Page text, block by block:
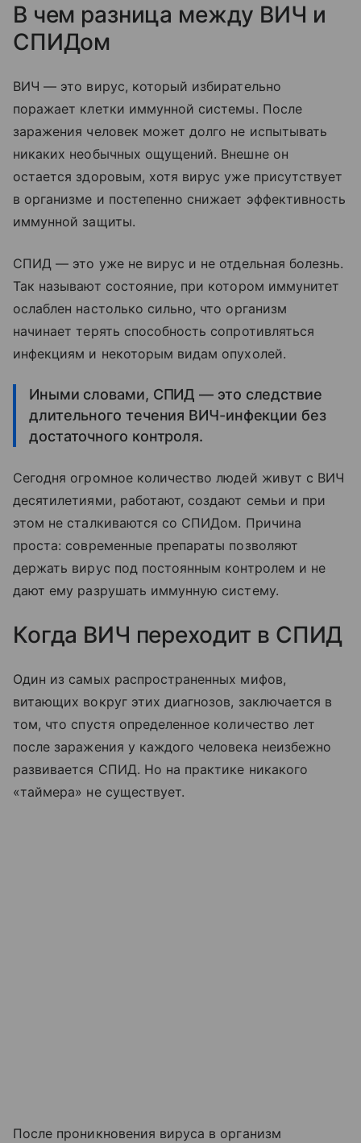
В чем разница между ВИЧ и
СПИДом
ВИЧ — это вирус, который избирательно
поражает клетки иммунной системы. После
заражения человек может долго не испытывать
никаких необычных ощущений. Внешне он
остается здоровым, хотя вирус уже присутствует
в организме и постепенно снижает эффективность
иммунной защиты.
СПИД — это уже не вирус и не отдельная болезнь.
Так называют состояние, при котором иммунитет
ослаблен настолько сильно, что организм
начинает терять способность сопротивляться
инфекциям и некоторым видам опухолей.
Иными словами, СПИД — это следствие
длительного течения ВИЧ-инфекции без
достаточного контроля.
Сегодня огромное количество людей живут с ВИЧ
десятилетиями, работают, создают семьи и при
этом не сталкиваются со СПИДом. Причина
проста: современные препараты позволяют
держать вирус под постоянным контролем и не
дают ему разрушать иммунную систему.
Когда ВИЧ переходит в СПИД
Один из самых распространенных мифов,
витающих вокруг этих диагнозов, заключается в
том, что спустя определенное количество лет
после заражения у каждого человека неизбежно
развивается СПИД. Но на практике никакого
«таймера» не существует.
После проникновения вируса в организм